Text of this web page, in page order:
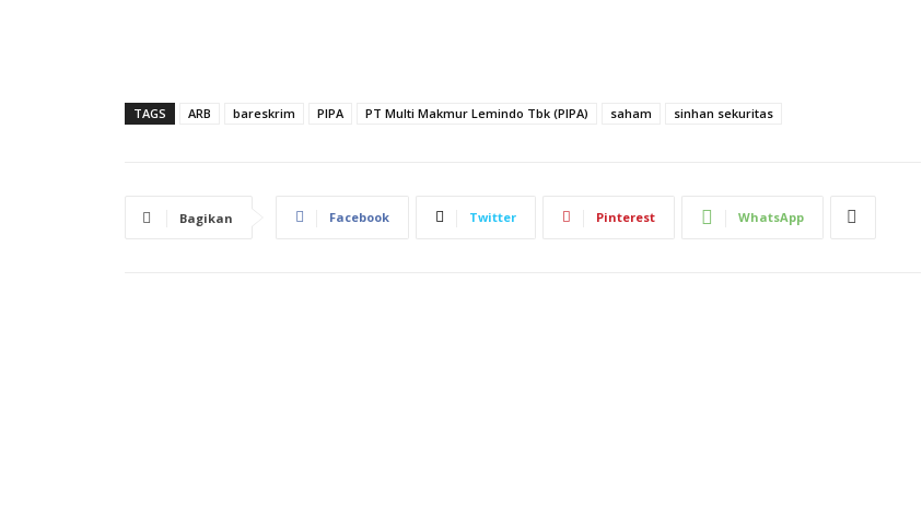
TAGS ARB bareskrim PIPA PT Multi Makmur Lemindo Tbk (PIPA) saham sinhan sekuritas
Bagikan Facebook Twitter Pinterest WhatsApp